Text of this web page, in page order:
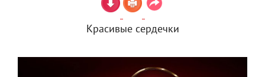
Красивые сердечки